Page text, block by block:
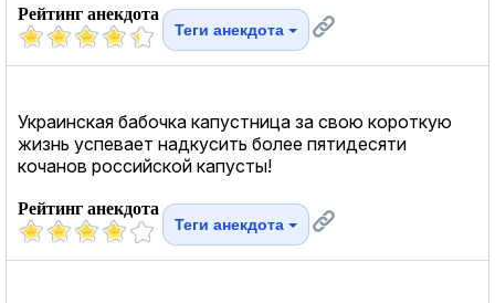
Рейтинг анекдота
Теги анекдота
Украинская бабочка капустница за свою короткую
жизнь успевает надкусить более пятидесяти
кочанов российской капусты!
Рейтинг анекдота
Теги анекдота